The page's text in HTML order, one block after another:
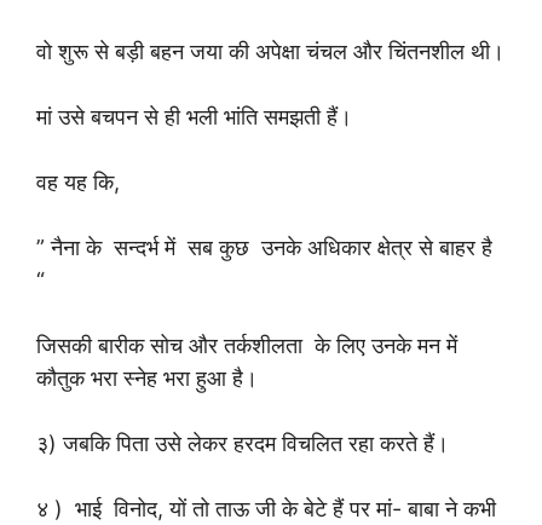
वो शुरू से बड़ी बहन जया की अपेक्षा चंचल और चिंतनशील थी।
मां उसे बचपन से ही भली भांति समझती हैं।
वह यह कि,
” नैना के सन्दर्भ में सब कुछ उनके अधिकार क्षेत्र से बाहर है
“
जिसकी बारीक सोच और तर्कशीलता के लिए उनके मन में
कौतुक भरा स्नेह भरा हुआ है।
३) जबकि पिता उसे लेकर हरदम विचलित रहा करते हैं।
४ ) ‌‌ भाई विनोद, यों तो ताऊ जी के बेटे हैं पर मां- बाबा ने कभी